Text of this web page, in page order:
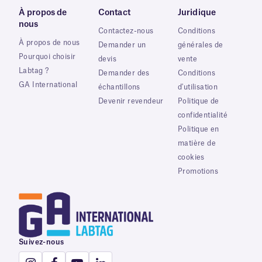
À propos de
nous
À propos de nous
Pourquoi choisir
Labtag ?
GA International
Contact
Contactez-nous
Demander un
devis
Demander des
échantillons
Devenir revendeur
Juridique
Conditions
générales de
vente
Conditions
d'utilisation
Politique de
confidentialité
Politique en
matière de
cookies
Promotions
Suivez-nous